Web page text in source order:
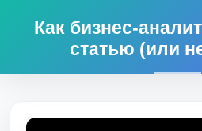
Как бизнес-
статью (или